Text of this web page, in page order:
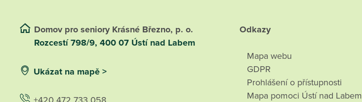
Domov pro seniory Krásné Březno, p. o.
Rozcestí 798/9, 400 07 Ústí nad Labem
Ukázat na mapě >
Odkazy
Mapa webu
GDPR
Prohlášení o přístupnosti
Mapa pomoci Ústí nad Labem